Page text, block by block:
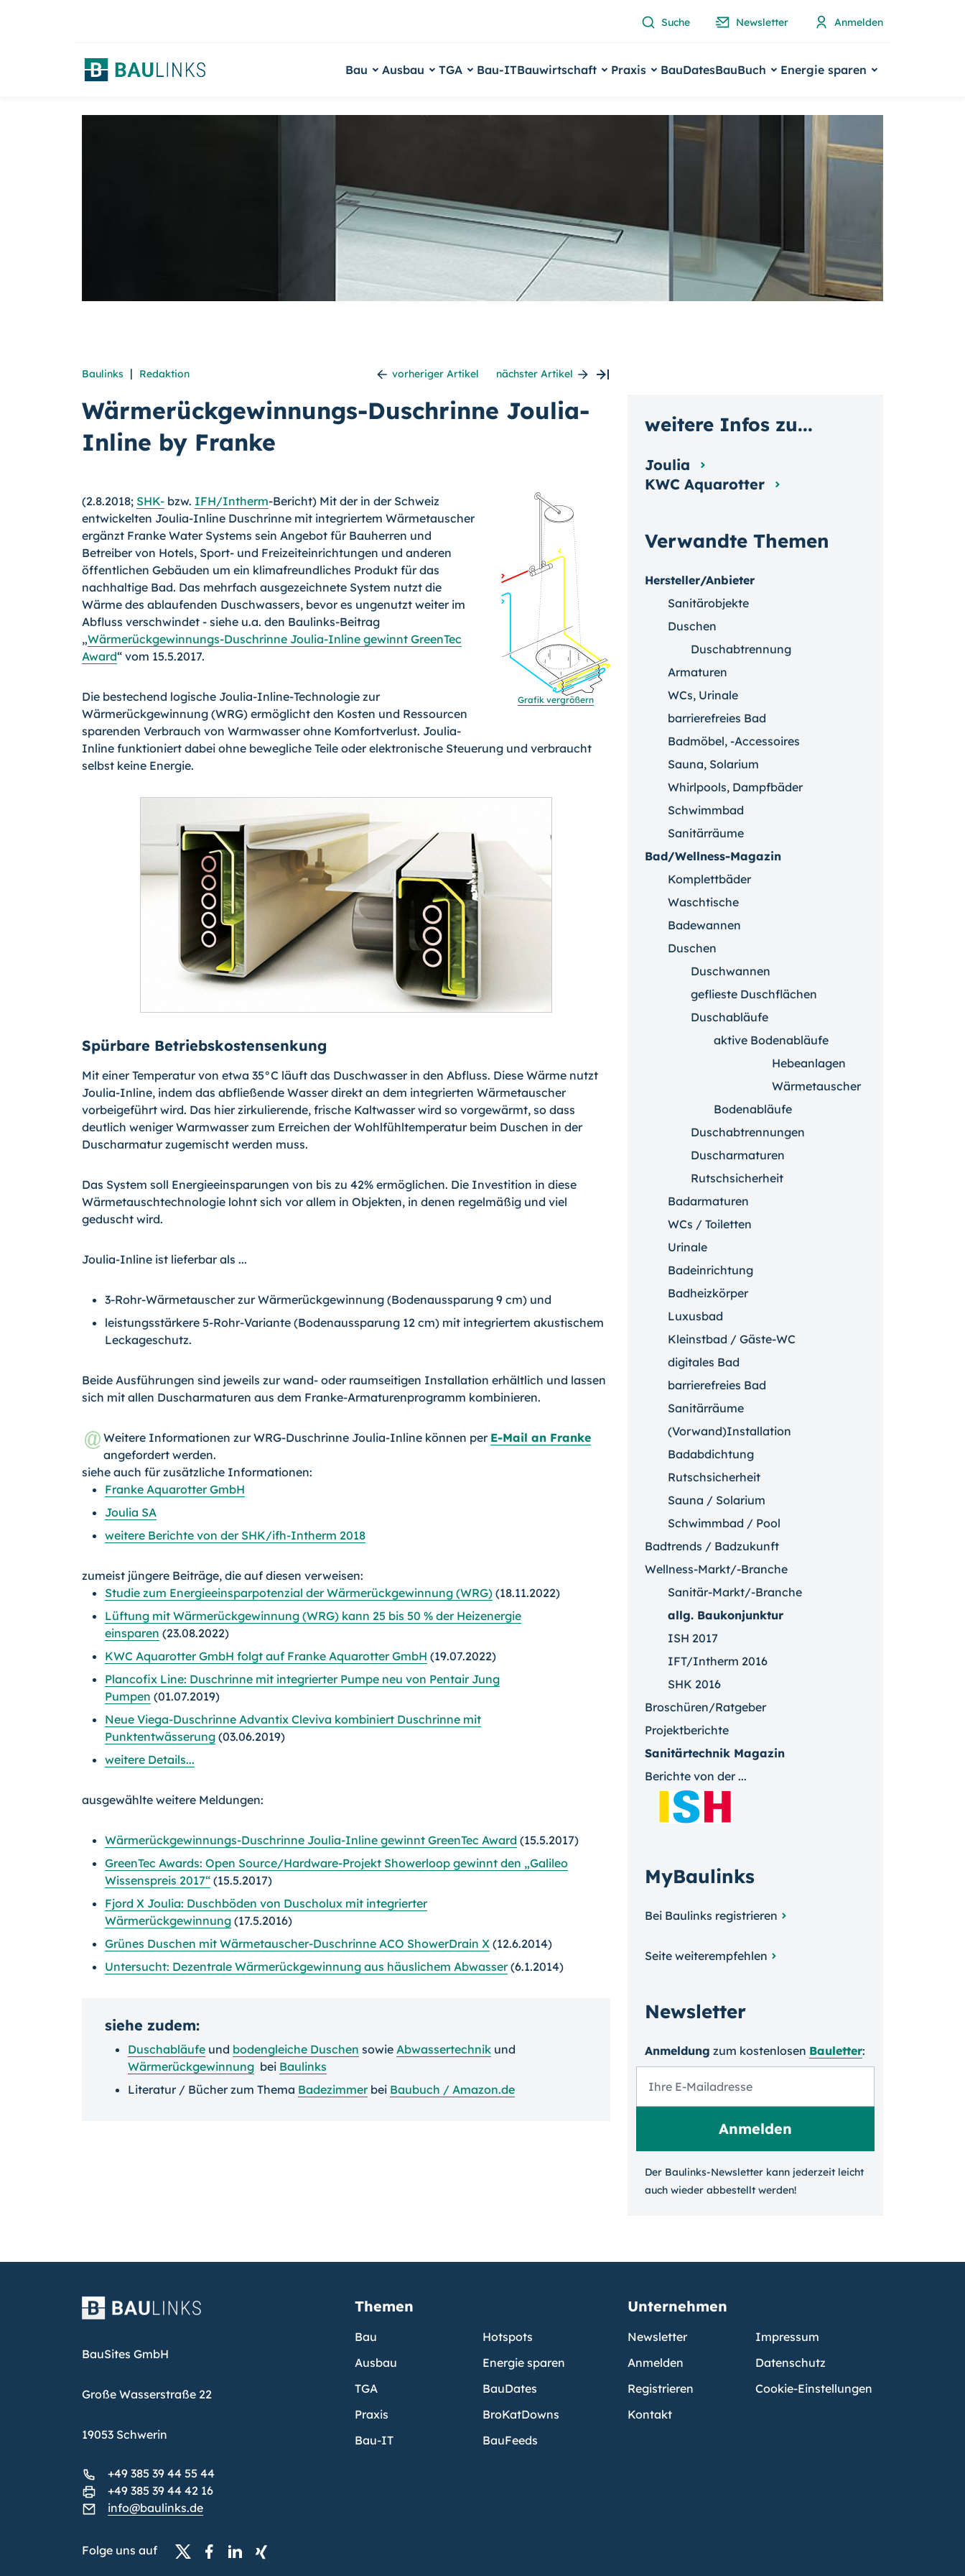
Suche Newsletter Anmelden
Bau Ausbau TGA Bau-ITBauwirtschaft Praxis BauDatesBauBuch Energie sparen
Baulinks | Redaktion vorheriger Artikel nächster Artikel
Wärmerückgewinnungs-Duschrinne Joulia-
Inline by Franke
Grafik vergrößern
(2.8.2018; SHK- bzw. IFH/In­therm-Bericht) Mit der in der Schweiz
entwickelten Joulia-Inline Duschrinne mit integriertem Wärmetauscher
ergänzt Franke Water Systems sein Angebot für Bauherren und
Betreiber von Hotels, Sport- und Freizeiteinrichtungen und anderen
öffentlichen Gebäuden um ein klimafreundliches Produkt für das
nachhaltige Bad. Das mehrfach ausgezeichnete System nutzt die
Wärme des ablaufenden Duschwassers, bevor es ungenutzt weiter im
Abfluss ver­schwin­det - siehe u.a. den Baulinks-Beitrag
„Wärmerückgewinnungs-Duschrinne Joulia-Inline gewinnt GreenTec
Award“ vom 15.5.2017.
Die bestechend logische Joulia-Inline-Technologie zur
Wärmerückgewinnung (WRG) ermöglicht den Kosten und Ressourcen
sparenden Verbrauch von Warmwasser ohne Komfortverlust. Joulia-
Inline funktioniert dabei ohne bewegliche Teile oder elektronische Steuerung und verbraucht
selbst keine Energie.
Spürbare Betriebskostensenkung
Mit einer Temperatur von etwa 35°C läuft das Duschwasser in den Abfluss. Diese Wärme nutzt
Joulia-Inline, indem das abfließende Wasser direkt an dem integrierten Wärmetauscher
vorbeigeführt wird. Das hier zirkulierende, frische Kaltwasser wird so vorgewärmt, so dass
deutlich weniger Warmwasser zum Erreichen der Wohlfühltemperatur beim Duschen in der
Duscharmatur zugemischt werden muss.
Das System soll Energieeinsparungen von bis zu 42% ermöglichen. Die Investition in diese
Wärmetauschtechnologie lohnt sich vor allem in Objekten, in denen regelmäßig und viel
geduscht wird.
Joulia-Inline ist lieferbar als ...
3-Rohr-Wärmetauscher zur Wärmerückgewinnung (Bodenaussparung 9 cm) und
leistungsstärkere 5-Rohr-Variante (Bodenaussparung 12 cm) mit integriertem akustischem
Leckageschutz.
Beide Ausführungen sind jeweils zur wand- oder raumseitigen Installation erhältlich und lassen
sich mit allen Duscharmaturen aus dem Franke-Armaturenprogramm kombinieren.
Weitere Informationen zur WRG-Duschrinne Joulia-Inline können per E-Mail an Franke
angefordert werden.
siehe auch für zusätzliche Informationen:
Franke Aquarotter GmbH
Joulia SA
weitere Berichte von der SHK/ifh-Intherm 2018
zumeist jüngere Beiträge, die auf diesen verweisen:
Studie zum Energieeinsparpotenzial der Wärmerückgewinnung (WRG) (18.11.2022)
Lüftung mit Wärmerückgewinnung (WRG) kann 25 bis 50 % der Heizenergie
einsparen (23.08.2022)
KWC Aquarotter GmbH folgt auf Franke Aquarotter GmbH (19.07.2022)
Plancofix Line: Duschrinne mit integrierter Pumpe neu von Pentair Jung
Pumpen (01.07.2019)
Neue Viega-Duschrinne Advantix Cleviva kombiniert Duschrinne mit
Punktentwässerung (03.06.2019)
weitere Details...
ausgewählte weitere Meldungen:
Wärmerückgewinnungs-Duschrinne Joulia-Inline gewinnt GreenTec Award (15.5.2017)
GreenTec Awards: Open Source/Hardware-Projekt Showerloop gewinnt den „Galileo
Wissenspreis 2017“ (15.5.2017)
Fjord X Joulia: Duschböden von Duscholux mit integrierter
Wärmerückgewinnung (17.5.2016)
Grünes Duschen mit Wärmetauscher-Duschrinne ACO ShowerDrain X (12.6.2014)
Untersucht: Dezentrale Wärmerückgewinnung aus häuslichem Abwasser(6.1.2014)
siehe zudem:
Duschabläufe und bodengleiche Duschen sowie Abwassertechnik und
Wärmerückgewinnung bei Baulinks
Literatur / Bücher zum Thema Badezimmerbei Baubuch / Amazon.de
Verwandte Themen
Hersteller/Anbieter
Sanitärobjekte
Duschen
Duschabtrennung
Armaturen
WCs, Urinale
barrierefreies Bad
Badmöbel, -Accessoires
Sauna, Solarium
Whirlpools, Dampfbäder
Schwimmbad
Sanitärräume
Bad/Wellness-Magazin
Komplettbäder
Waschtische
Badewannen
Duschen
Duschwannen
geflieste Duschflächen
Duschabläufe
aktive Bodenabläufe
Hebeanlagen
Wärmetauscher
Bodenabläufe
Duschabtrennungen
Duscharmaturen
Rutschsicherheit
Badarmaturen
WCs / Toiletten
Urinale
Badeinrichtung
Badheizkörper
Luxusbad
Kleinstbad / Gäste-WC
digitales Bad
barrierefreies Bad
Sanitärräume
(Vorwand)Installation
Badabdichtung
Rutschsicherheit
Sauna / Solarium
Schwimmbad / Pool
Badtrends / Badzukunft
Wellness-Markt/-Branche
Sanitär-Markt/-Branche
allg. Baukonjunktur
ISH 2017
IFT/Intherm 2016
SHK 2016
Broschüren/Ratgeber
Projektberichte
Sanitärtechnik Magazin
Berichte von der ...
MyBaulinks
Bei Baulinks registrieren
Seite weiterempfehlen
Newsletter
Anmeldung zum kosten­losen Bauletter:
Der Baulinks-Newsletter kann jeder­zeit leicht
auch wieder ab­bestellt werden!
weitere Infos zu...
Joulia
KWC Aquarotter
BauSites GmbH
Große Wasserstraße 22
19053 Schwerin
+49 385 39 44 55 44
+49 385 39 44 42 16
info@baulinks.de
Folge uns auf
Themen
Bau
Ausbau
TGA
Praxis
Bau-IT
Hotspots
Energie sparen
BauDates
BroKatDowns
BauFeeds
Unternehmen
Newsletter
Anmelden
Registrieren
Kontakt
Impressum
Datenschutz
Cookie-Einstellungen